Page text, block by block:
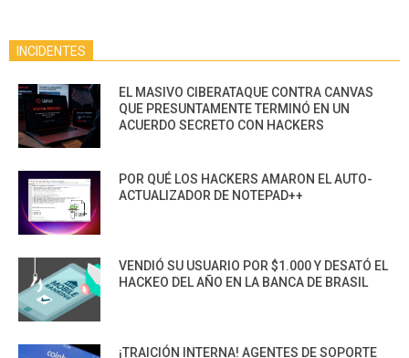
INCIDENTES
EL MASIVO CIBERATAQUE CONTRA CANVAS
QUE PRESUNTAMENTE TERMINÓ EN UN
ACUERDO SECRETO CON HACKERS
POR QUÉ LOS HACKERS AMARON EL AUTO-
ACTUALIZADOR DE NOTEPAD++
VENDIÓ SU USUARIO POR $1.000 Y DESATÓ EL
HACKEO DEL AÑO EN LA BANCA DE BRASIL
¡TRAICIÓN INTERNA! AGENTES DE SOPORTE